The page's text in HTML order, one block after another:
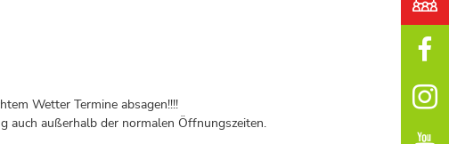
Wetter Termine absagen!!!!
auch außerhalb der normalen Öffnungszeiten.